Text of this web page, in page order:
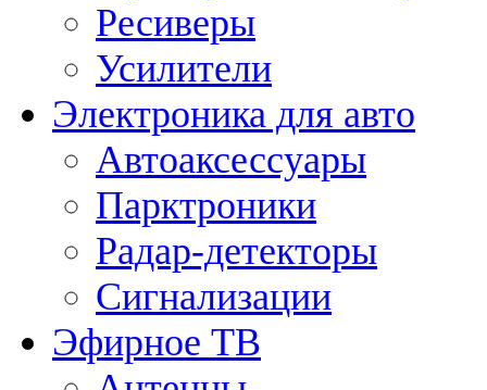
Ресиверы
Усилители
Электроника для авто
Автоаксессуары
Парктроники
Радар-детекторы
Сигнализации
Эфирное ТВ